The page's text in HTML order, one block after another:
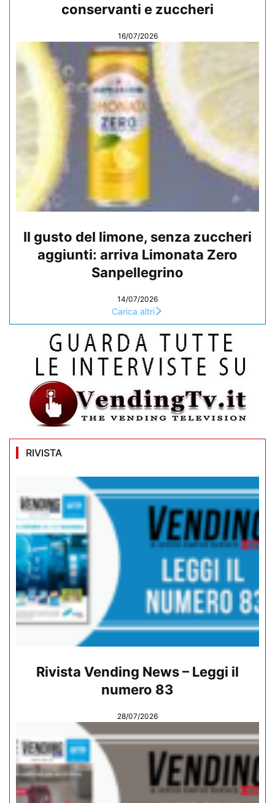
conservanti e zuccheri
16/07/2026
Il gusto del limone, senza zuccheri
aggiunti: arriva Limonata Zero
Sanpellegrino
14/07/2026
Carica altri
RIVISTA
Rivista Vending News – Leggi il
numero 83
28/07/2026